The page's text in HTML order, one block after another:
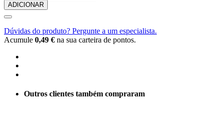
ADICIONAR
Dúvidas do produto? Pergunte a um especialista.
Acumule 0,49 € na sua carteira de pontos.
Outros clientes também compraram